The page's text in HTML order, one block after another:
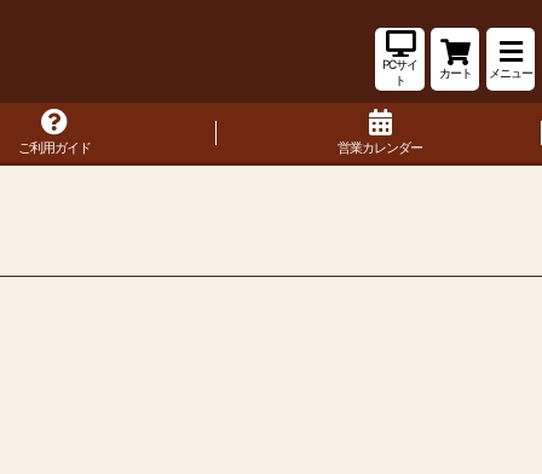
PCサイ
ト
カート メニュー
ご利用ガイド 営業カレンダー